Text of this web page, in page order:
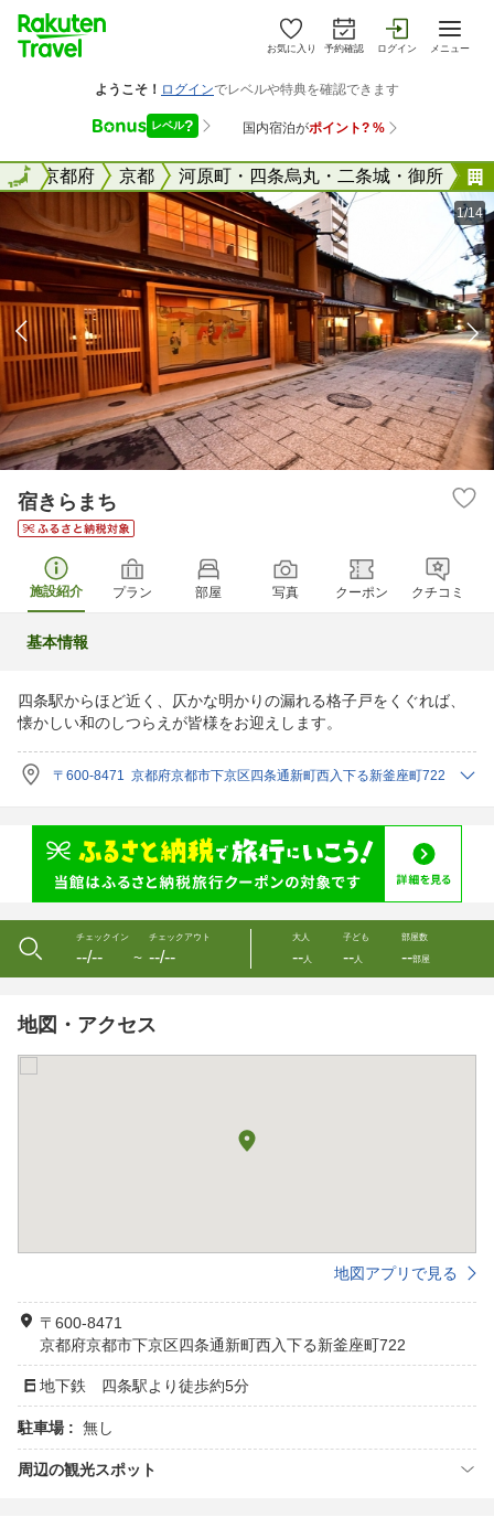
お気に入り 予約確認 ログイン メニュー
全国京都府 京都 河原町・四条烏丸・二条城・御所
全国
1/14
宿きらまち
施設紹介 プラン 部屋 写真 クーポン クチコミ
基本情報
四条駅からほど近く、仄かな明かりの漏れる格子戸をくぐれば、
懐かしい和のしつらえが皆様をお迎えします。
〒600-8471 京都府京都市下京区四条通新町西入下る新釜座町722
チェックイン
--/-- 〜
チェックアウト
--/--
大人
--人
子ども
--人
部屋数
--部屋
地図・アクセス
地図アプリで見る
〒600-8471
京都府京都市下京区四条通新町西入下る新釜座町722
地下鉄 四条駅より徒歩約5分
駐車場 : 無し
周辺の観光スポット